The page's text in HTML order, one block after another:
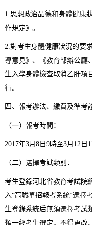
1.思想政治品德和身體健康
作規定》。
2.對考生身體健康狀況的要
導意見》、《教育部辦公廳
生入學身體檢查取消乙肝項
行。
四、報考辦法、繳費及準考
（一）報考時間：
2017年3月8日9時至3月12日
（二）選擇考試類別：
考生登錄河北省教育考試院
入“高職單招報考系統”選擇
生登錄系統后無須選擇考試
類一經考生選定，不得更改。